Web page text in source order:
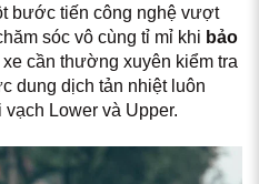
bước tiến công nghệ vượt
sóc vô cùng tỉ mỉ khi bảo
xe cần thường xuyên kiểm tra
dung dịch tản nhiệt luôn
Lower và Upper.